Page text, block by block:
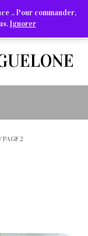
/ PAGE 2
.. Pour commander,
Ignorer